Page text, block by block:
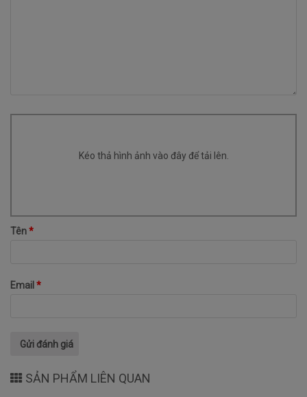
Kéo thả hình ảnh vào đây để tải lên.
Tên*
Email *
SẢN PHẨM LIÊN QUAN